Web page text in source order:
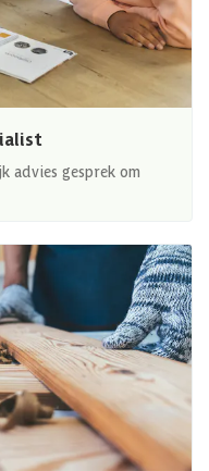
advies gesprek om